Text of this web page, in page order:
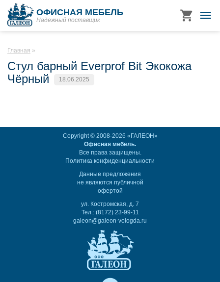
ОФИСНАЯ МЕБЕЛЬ
Надежный поставщик
Главная
Стул барный Everprof Bit Экокожа
Чёрный
18.06.2025
Copyright © 2008-2026 «ГАЛЕОН»
Офисная мебель.
Все права защищены.
Политика конфиденциальности
Данные предложения
не являются публичной
офертой
ул. Костромская, д. 7
Тел.: (8172) 23-99-11
galeon@galeon-vologda.ru